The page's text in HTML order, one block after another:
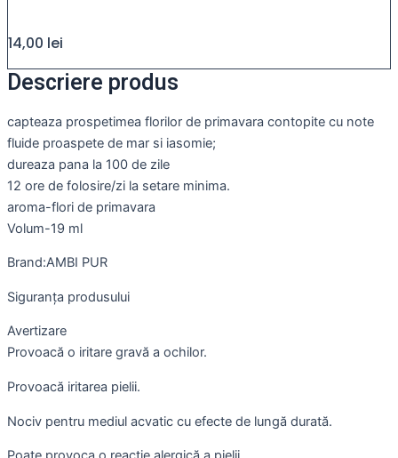
14,00 lei
Descriere produs
capteaza prospetimea florilor de primavara contopite cu note
fluide proaspete de mar si iasomie;
dureaza pana la 100 de zile
12 ore de folosire/zi la setare minima.
aroma-flori de primavara
Volum-19 ml
Brand:AMBI PUR
Siguranța produsului
Avertizare
Provoacă o iritare gravă a ochilor.
Provoacă iritarea pielii.
Nociv pentru mediul acvatic cu efecte de lungă durată.